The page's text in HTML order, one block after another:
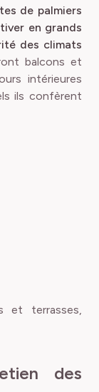
de palmiers
en grands
des climats
balcons et
intérieures
ils confèrent
et terrasses,
des